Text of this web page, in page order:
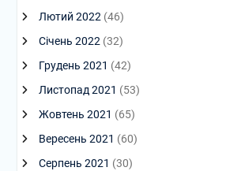
Лютий 2022(46)
Січень 2022(32)
Грудень 2021 (42)
Листопад 2021 (53)
Жовтень 2021 (65)
Вересень 2021 (60)
Серпень 2021 (30)